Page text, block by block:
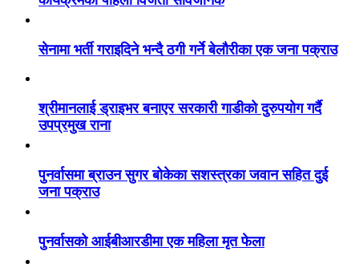
सेनामा भर्ती गराइदिने भन्दै ठगी गर्ने बेलौरीका एक जना पक्राउ
श्रीमानलाई ड्राइभर बनाएर सरकारी गाडीको दुरुपयोग गर्दै
उपप्रमुख राना
पुनर्वासमा ब्राउन सुगर बोकेका सशस्त्रका जवान सहित दुई
जना पक्राउ
पुनर्वासको आईबीआरडीमा एक महिला मृत फेला